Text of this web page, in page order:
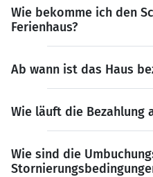
Wie bekomme ich den
Ferienhaus?
Ab wann ist das Haus
Wie läuft die Bezahlung
Wie sind die